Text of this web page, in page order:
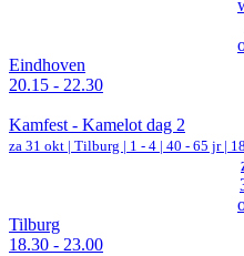
Eindhoven
20.15 - 22.30
Kamfest - Kamelot dag 2
za 31 okt | Tilburg | 1 - 4 | 40 - 65 jr |
Tilburg
18.30 - 23.00